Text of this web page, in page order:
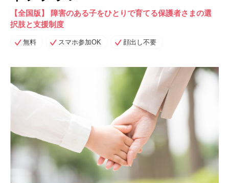
【全国版】 障害のある子をひとりで育てる保護者さまの選
択肢と支援制度
無料 スマホ参加OK 顔出し不要